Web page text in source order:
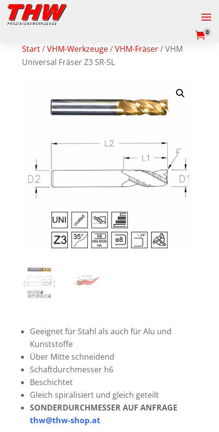
0
Start/VHM-Werkzeuge/VHM-Fräser/ VHM
Universal Fräser Z3 SR-SL
Geeignet für Stahl als auch für Alu und
Kunststoffe
Über Mitte schneidend
Schaftdurchmesser h6
Beschichtet
Gleich spiralisiert und gleich geteilt
SONDERDURCHMESSER AUF ANFRAGE
thw@thw-shop.at